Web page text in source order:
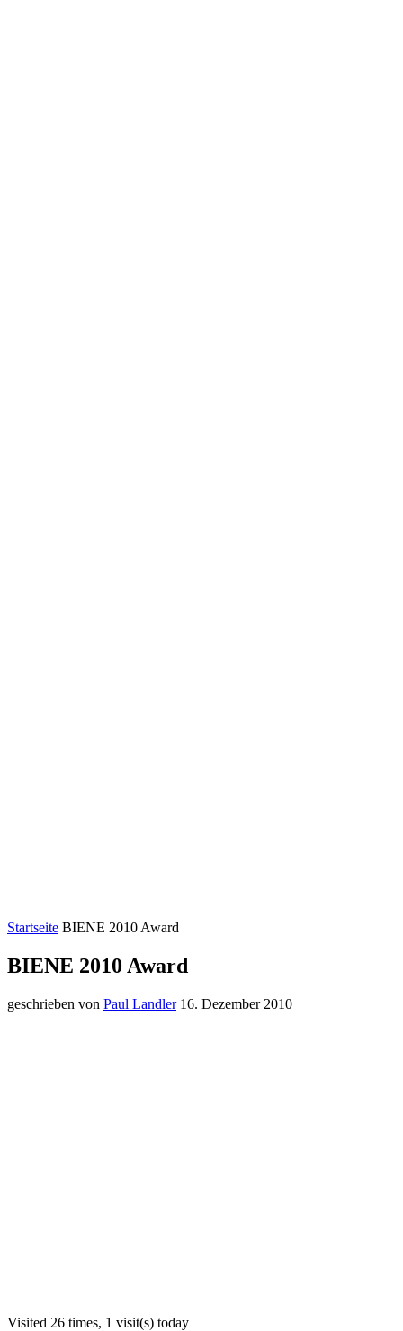
Startseite BIENE 2010 Award
BIENE 2010 Award
geschrieben von Paul Landler 16. Dezember 2010
Visited 26 times, 1 visit(s) today